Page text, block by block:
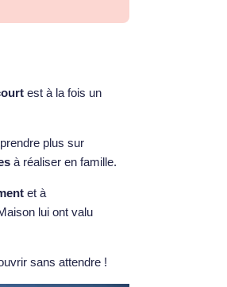
est à la fois un
plus sur
à réaliser en famille.
et à
lui ont valu
sans attendre !